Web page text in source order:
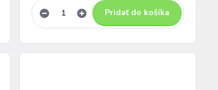
Pridať do košíka